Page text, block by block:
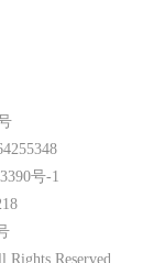
号-1
Reserved